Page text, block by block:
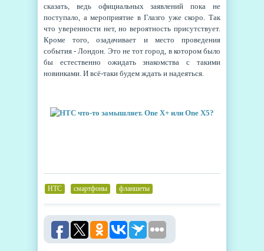
сказать, ведь официальных заявлений пока не
поступало, а мероприятие в Глазго уже скоро. Так
что уверенности нет, но вероятность присутствует.
Кроме того, озадачивает и место проведения
события - Лондон. Это не тот город, в котором было
бы естественно ожидать знакомства с такими
новинками. И всё-таки будем ждать и надеяться.
HTC смартфоны фланшеты